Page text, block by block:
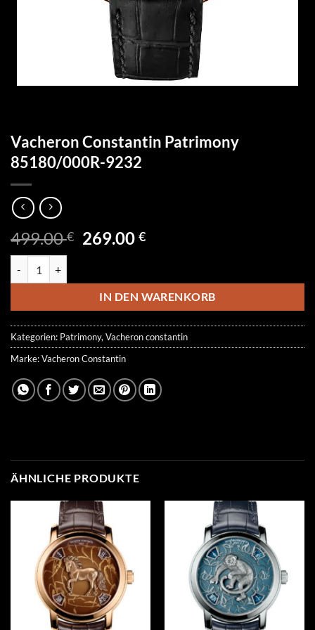
Vacheron Constantin Patrimony
85180/000R-9232
499.00€ Ursprünglicher
499.00 €
269.00€Aktueller
269.00 €.
IN DEN WARENKORB
Kategorien: Patrimony, Vacheron constantin
Marke:Vacheron Constantin
ÄHNLICHE PRODUKTE